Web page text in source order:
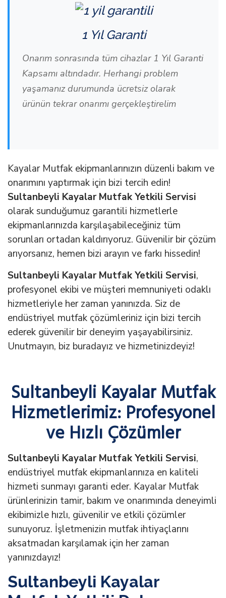
1 Yıl Garanti
Onarım sonrasında tüm cihazlar 1 Yıl Garanti
Kapsamı altındadır. Herhangi problem
yaşamanız durumunda ücretsiz olarak
ürünün tekrar onarımı gerçekleştirelim
Kayalar Mutfak ekipmanlarınızın düzenli bakım ve
onarımını yaptırmak için bizi tercih edin!
Sultanbeyli Kayalar Mutfak Yetkili Servisi
olarak sunduğumuz garantili hizmetlerle
ekipmanlarınızda karşılaşabileceğiniz tüm
sorunları ortadan kaldırıyoruz. Güvenilir bir çözüm
arıyorsanız, hemen bizi arayın ve farkı hissedin!
Sultanbeyli Kayalar Mutfak Yetkili Servisi,
profesyonel ekibi ve müşteri memnuniyeti odaklı
hizmetleriyle her zaman yanınızda. Siz de
endüstriyel mutfak çözümleriniz için bizi tercih
ederek güvenilir bir deneyim yaşayabilirsiniz.
Unutmayın, biz buradayız ve hizmetinizdeyiz!
Sultanbeyli Kayalar Mutfak
Hizmetlerimiz: Profesyonel
ve Hızlı Çözümler
Sultanbeyli Kayalar Mutfak Yetkili Servisi,
endüstriyel mutfak ekipmanlarınıza en kaliteli
hizmeti sunmayı garanti eder. Kayalar Mutfak
ürünlerinizin tamir, bakım ve onarımında deneyimli
ekibimizle hızlı, güvenilir ve etkili çözümler
sunuyoruz. İşletmenizin mutfak ihtiyaçlarını
aksatmadan karşılamak için her zaman
yanınızdayız!
Sultanbeyli Kayalar